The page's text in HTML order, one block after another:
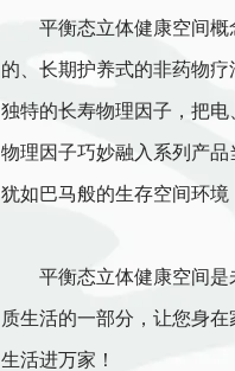
平衡态立体健康空间概
的、长期护养式的非药物
独特的长寿物理因子，把
物理因子巧妙融入系列产
犹如巴马般的生存空间环境
平衡态立体健康空间是
质生活的一部分，让您身
生活进万家！